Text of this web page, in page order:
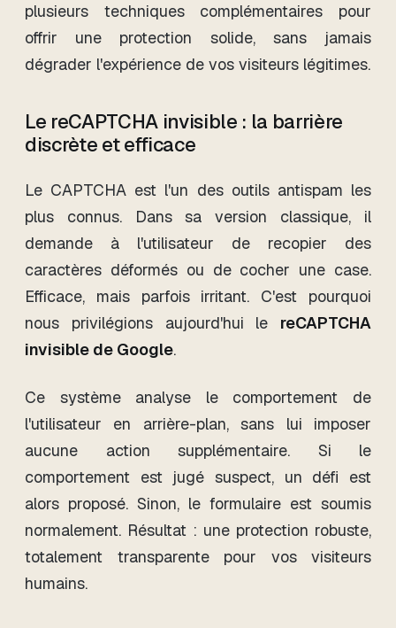
plusieurs techniques complémentaires pour
offrir une protection solide, sans jamais
dégrader l'expérience de vos visiteurs légitimes.
Le reCAPTCHA invisible : la barrière
discrète et efficace
Le CAPTCHA est l'un des outils antispam les
plus connus. Dans sa version classique, il
demande à l'utilisateur de recopier des
caractères déformés ou de cocher une case.
Efficace, mais parfois irritant. C'est pourquoi
nous privilégions aujourd'hui le reCAPTCHA
invisible de Google.
Ce système analyse le comportement de
l'utilisateur en arrière-plan, sans lui imposer
aucune action supplémentaire. Si le
comportement est jugé suspect, un défi est
alors proposé. Sinon, le formulaire est soumis
normalement. Résultat : une protection robuste,
totalement transparente pour vos visiteurs
humains.